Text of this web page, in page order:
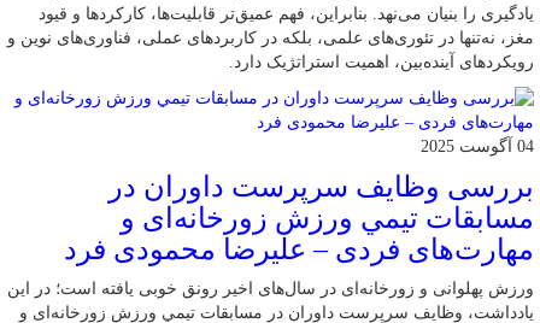
یادگیری را بنیان می‌نهد. بنابراین، فهم عمیق‌تر قابلیت‌ها، کارکردها و قیود
مغز، نه‌تنها در تئوری‌های علمی، بلکه در کاربردهای عملی، فناوری‌های نوین و
رویکردهای آینده‌بین، اهمیت استراتژیک دارد.
04 آگوست 2025
بررسی وظايف سرپرست داوران در
مسابقات تیمي ورزش زورخانه‌ای و
مهارت‌های فردی – علیرضا محمودی فرد
ورزش پهلوانی و زورخانه‌ای در سال‌های اخیر رونق خوبی یافته است؛ در این
یادداشت، وظایف سرپرست داوران در مسابقات تیمي ورزش زورخانه‌ای و